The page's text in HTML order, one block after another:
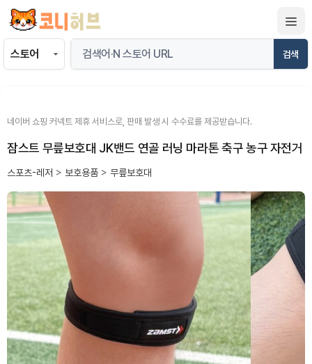
츠
검색
네이버 쇼핑 커넥트 제휴 서비스로, 판매 발생 시 수수료를 제공받습니다.
잠스트 무릎보호대 JK밴드 연골 러닝 마라톤 축구 농구 자전거
스포츠-레저 > 보호용품 > 무릎보호대